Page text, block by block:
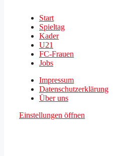
Start
Spieltag
Kader
U21
FC-Frauen
Jobs
Impressum
Datenschutzerklärung
Über uns
Einstellungen öffnen